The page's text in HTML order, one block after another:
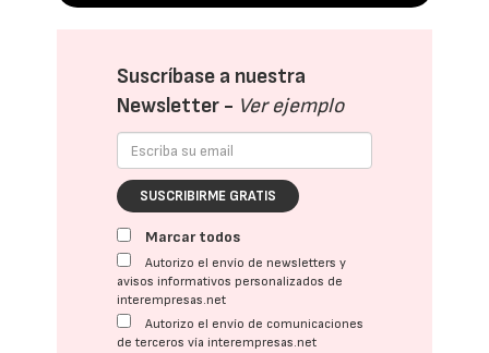
Suscríbase a nuestra
Newsletter - Ver ejemplo
SUSCRIBIRME GRATIS
Marcar todos
Autorizo el envío de newsletters y
avisos informativos personalizados de
interempresas.net
Autorizo el envío de comunicaciones
de terceros vía interempresas.net